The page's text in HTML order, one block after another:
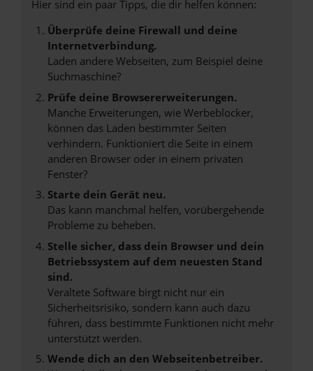
Hier sind ein paar Tipps, die dir helfen können:
Überprüfe deine Firewall und deine
Internetverbindung.
Laden andere Webseiten, zum Beispiel deine
Suchmaschine?
Prüfe deine Browsererweiterungen.
Manche Erweiterungen, wie Werbeblocker,
können das Laden bestimmter Seiten
verhindern. Funktioniert die Seite in einem
anderen Browser oder in einem privaten
Fenster?
Starte dein Gerät neu.
Das kann manchmal helfen, vorübergehende
Probleme zu beheben.
Stelle sicher, dass dein Browser und dein
Betriebssystem auf dem neuesten Stand
sind.
Veraltete Software birgt nicht nur ein
Sicherheitsrisiko, sondern kann auch dazu
führen, dass bestimmte Funktionen nicht mehr
unterstützt werden.
Wende dich an den Webseitenbetreiber.